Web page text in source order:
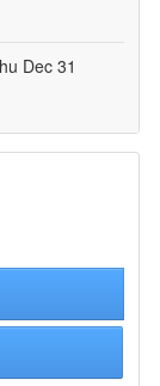
Dec 31